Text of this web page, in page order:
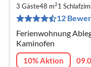
3 Gäste48 m21
12
Ferienwohnung
Kaminofen
10% Aktion